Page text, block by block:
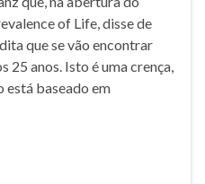
of Life, disse de
que se vão encontrar
anos. Isto é uma crença,
está baseado em